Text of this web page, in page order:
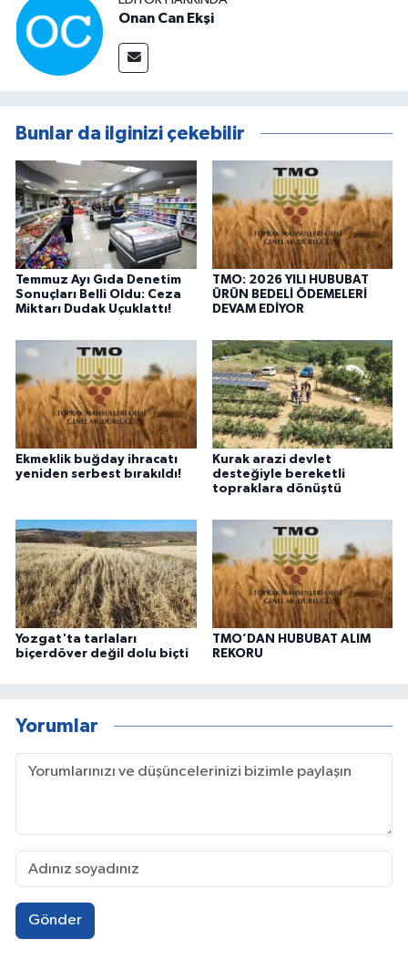
Onan Can Ekşi
Bunlar da ilginizi çekebilir
Temmuz Ayı Gıda Denetim
Sonuçları Belli Oldu: Ceza
Miktarı Dudak Uçuklattı!
TMO: 2026 YILI HUBUBAT
ÜRÜN BEDELİ ÖDEMELERİ
DEVAM EDİYOR
Ekmeklik buğday ihracatı
yeniden serbest bırakıldı!
Kurak arazi devlet
desteğiyle bereketli
topraklara dönüştü
Yozgat'ta tarlaları
biçerdöver değil dolu biçti
TMO’DAN HUBUBAT ALIM
REKORU
Yorumlar
Gönder